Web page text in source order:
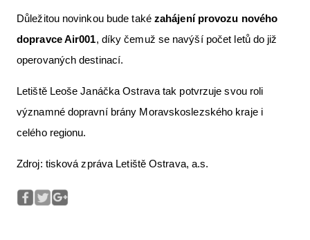
Důležitou novinkou bude také zahájení provozu nového
dopravce Air001, díky čemuž se navýší počet letů do již
operovaných destinací.
Letiště Leoše Janáčka Ostrava tak potvrzuje svou roli
významné dopravní brány Moravskoslezského kraje i
celého regionu.
Zdroj: tisková zpráva Letiště Ostrava, a.s.